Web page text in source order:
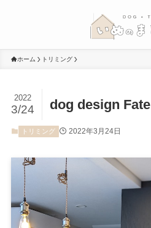
ホーム トリミング
dog design Fate
2022
3/24
トリミング 2022年3月24日